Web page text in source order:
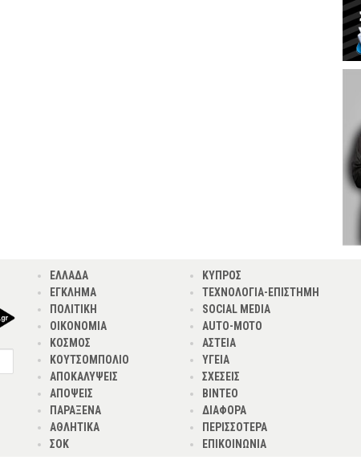
ΕΛΛΑΔΑ
ΕΓΚΛΗΜΑ
ΠΟΛΙΤΙΚΗ
ΟΙΚΟΝΟΜΙΑ
ΚΟΣΜΟΣ
ΚΟΥΤΣΟΜΠΟΛΙΟ
ΑΠΟΚΑΛΥΨΕΙΣ
ΑΠΟΨΕΙΣ
ΠΑΡΑΞΕΝΑ
ΑΘΛΗΤΙΚΑ
ΣΟΚ
ΚΥΠΡΟΣ
ΤΕΧΝΟΛΟΓΙΑ-ΕΠΙΣΤΗΜΗ
SOCIAL MEDIA
AUTO-MOTO
ΑΣΤΕΙΑ
ΥΓΕΙΑ
ΣΧΕΣΕΙΣ
ΒΙΝΤΕΟ
ΔΙΑΦΟΡΑ
ΠΕΡΙΣΣΟΤΕΡΑ
ΕΠΙΚΟΙΝΩΝΙΑ